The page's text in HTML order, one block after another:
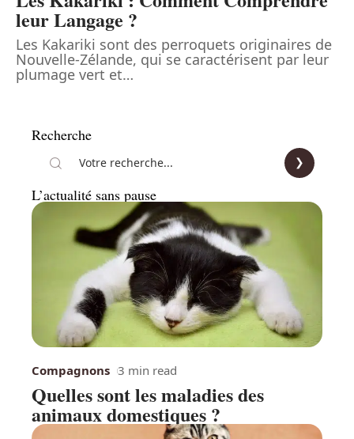
leur Langage ?
Les Kakariki sont des perroquets originaires de
Nouvelle-Zélande, qui se caractérisent par leur
plumage vert et…
Recherche
L’actualité sans pause
Compagnons 3 min read
Quelles sont les maladies des
animaux domestiques ?